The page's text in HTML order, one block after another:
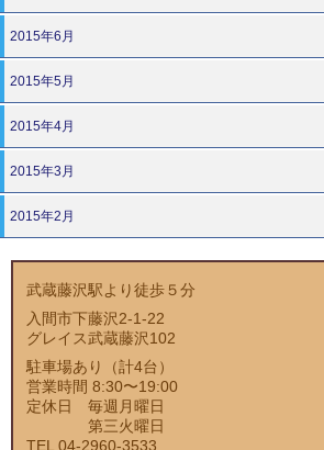
2015年6月
2015年5月
2015年4月
2015年3月
2015年2月
武蔵藤沢駅より徒歩５分
入間市下藤沢2-1-22
グレイス武蔵藤沢102
駐車場あり（計4台）
営業時間 8:30〜19:00
定休日 毎週月曜日
第三火曜日
TEL 04-2960-3533